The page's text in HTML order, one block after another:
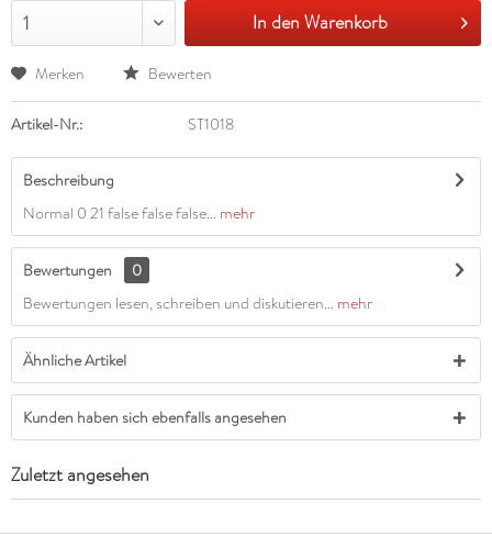
1 In den Warenkorb
Merken Bewerten
Artikel-Nr.: ST1018
Beschreibung
Normal 0 21 false false false... mehr
Bewertungen
0
Bewertungen lesen, schreiben und diskutieren... mehr
Ähnliche Artikel
Kunden haben sich ebenfalls angesehen
Zuletzt angesehen